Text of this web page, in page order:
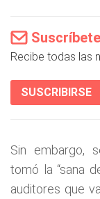
Recibe todas las
SUSCRIBIRSE
Sin embargo,
tomó la “sana
auditores que